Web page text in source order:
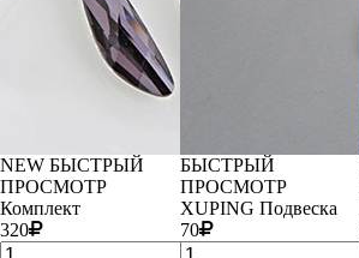
NEW БЫСТРЫЙ
ПРОСМОТР
Комплект
320
БЫСТРЫЙ
ПРОСМОТР
XUPING Подвеска
70